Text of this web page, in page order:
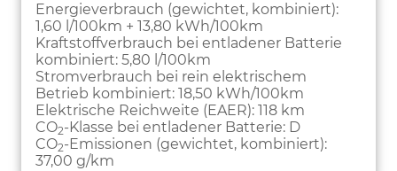
Energieverbrauch (gewichtet, kombiniert):
1,60 l/100km + 13,80 kWh/100km
Kraftstoffverbrauch bei entladener Batterie
kombiniert: 5,80 l/100km
Stromverbrauch bei rein elektrischem
Betrieb kombiniert: 18,50 kWh/100km
Elektrische Reichweite (EAER): 118 km
CO2-Klasse bei entladener Batterie: D
CO2-Emissionen (gewichtet, kombiniert):
37,00 g/km